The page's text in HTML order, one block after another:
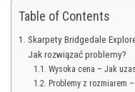
Table of Contents
Skarpety Bridgedale
Jak rozwiązać problemy?
Wysoka cena – Jak
Problemy z rozmiarem